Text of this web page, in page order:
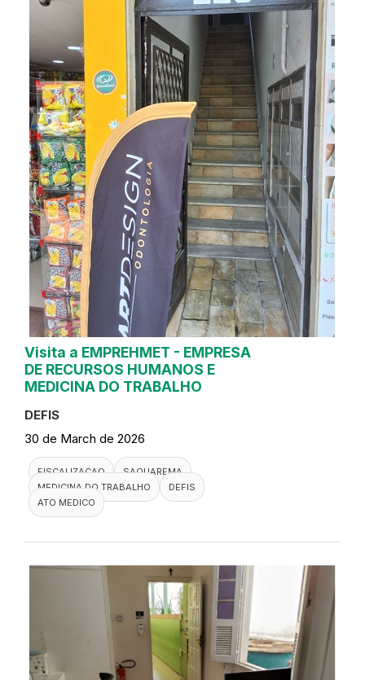
Visita a EMPREHMET - EMPRESA
DE RECURSOS HUMANOS E
MEDICINA DO TRABALHO
DEFIS
30 de March de 2026
FISCALIZACAO
SAQUAREMA
MEDICINA DO TRABALHO
DEFIS
ATO MEDICO